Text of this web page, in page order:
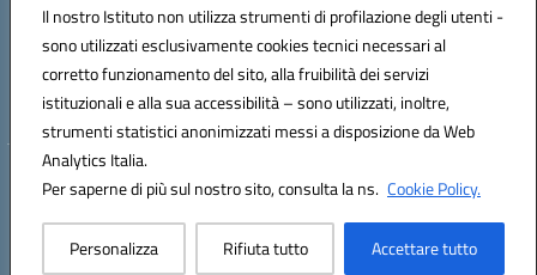
Il nostro Istituto non utilizza strumenti di profilazione degli utenti -
sono utilizzati esclusivamente cookies tecnici necessari al
corretto funzionamento del sito, alla fruibilità dei servizi
istituzionali e alla sua accessibilità – sono utilizzati, inoltre,
strumenti statistici anonimizzati messi a disposizione da Web
Analytics Italia.
Per saperne di più sul nostro sito, consulta la ns. Cookie Policy.
Personalizza Rifiuta tutto Accettare tutto
Codice fiscale: 91038380589
Codice meccanografico:RMIC8B900G
Codice Indice delle Pubbliche Amministrazioni (IPA): istsc_rmic8b900g
Codice unico di fatturazione (CUF): UFP4NO
Hosting & Powered by 3D Solution S.r.l.
Concept & Design by Designers Italia